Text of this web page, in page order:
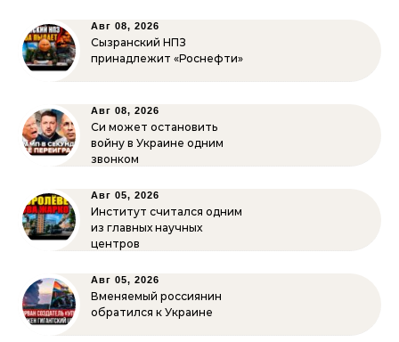
Авг 08, 2026
Сызранский НПЗ
принадлежит «Роснефти»
Авг 08, 2026
Си может остановить
войну в Украине одним
звонком
Авг 05, 2026
Институт считался одним
из главных научных
центров
Авг 05, 2026
Вменяемый россиянин
обратился к Украине